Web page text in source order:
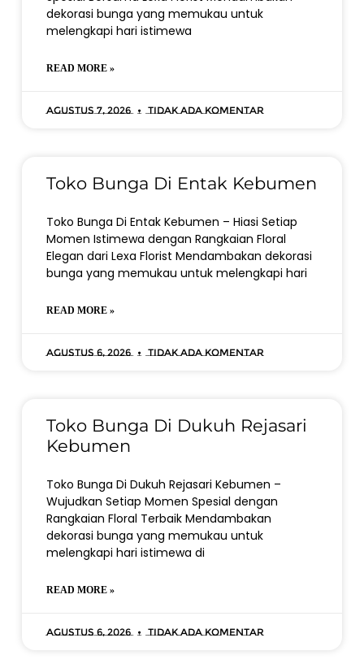
dekorasi bunga yang memukau untuk
melengkapi hari istimewa
READ MORE »
Agustus 7, 2026 Tidak ada komentar
Toko Bunga Di Entak Kebumen
Toko Bunga Di Entak Kebumen – Hiasi Setiap
Momen Istimewa dengan Rangkaian Floral
Elegan dari Lexa Florist Mendambakan dekorasi
bunga yang memukau untuk melengkapi hari
READ MORE »
Agustus 6, 2026 Tidak ada komentar
Toko Bunga Di Dukuh Rejasari
Kebumen
Toko Bunga Di Dukuh Rejasari Kebumen –
Wujudkan Setiap Momen Spesial dengan
Rangkaian Floral Terbaik Mendambakan
dekorasi bunga yang memukau untuk
melengkapi hari istimewa di
READ MORE »
Agustus 6, 2026 Tidak ada komentar